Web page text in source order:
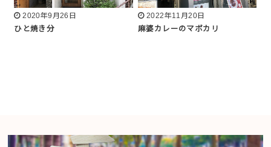
2020年9月26日
ひと焼き分
2022年11月20日
麻婆カレーのマボカリ